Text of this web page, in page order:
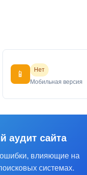
📱
Нет
Мобильная версия
аудит сайта
влияющие на
системах.